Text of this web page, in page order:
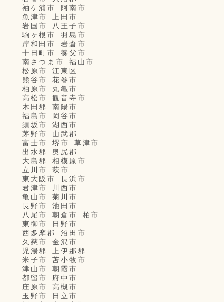
袖ケ浦市
阿南市
魚津市
上田市
岩国市
八王子市
駒ヶ根市
羽島市
岸和田市
岩倉市
十日町市
養父市
南さつま市
福山市
松原市
江東区
熊谷市
花巻市
柏原市
丸亀市
高松市
観音寺市
木田郡
南陽市
福島市
岡谷市
須坂市
湖西市
茅野市
山武郡
富士市
堺市
草津市
出水郡
奥尻郡
大島郡
相模原市
立川市
萩市
東大阪市
長浜市
君津市
川西市
亀山市
菊川市
長野市
池田市
八尾市
朝倉市
柏市
東御市
日野市
西多摩郡
沼田市
久慈市
金沢市
児湯郡
上伊那郡
米子市
苫小牧市
津山市
朝霞市
都留市
府中市
庄原市
高槻市
玉野市
日立市